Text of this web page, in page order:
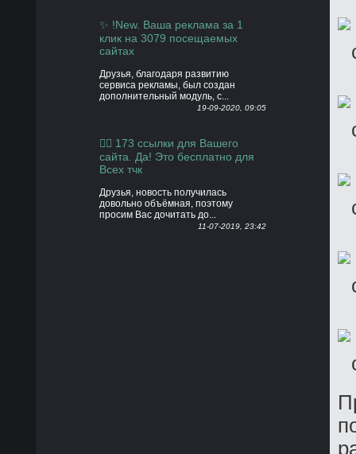
✨ !New. Ваша реклама за 1
клик на 3079 посещаемых
сайтах
Друзья, благодаря развитию
сервиса рекламы, был создан
дополнительный модуль, с...
19-09-2020, 09:05
👍🏻 173 ссылки для Вашего
сайта. Да! Это бесплатно для
Всех тчк
Друзья, новость получилась
довольно объёмная, поэтому
просим Вас дочитать до...
11-07-2019, 23:42